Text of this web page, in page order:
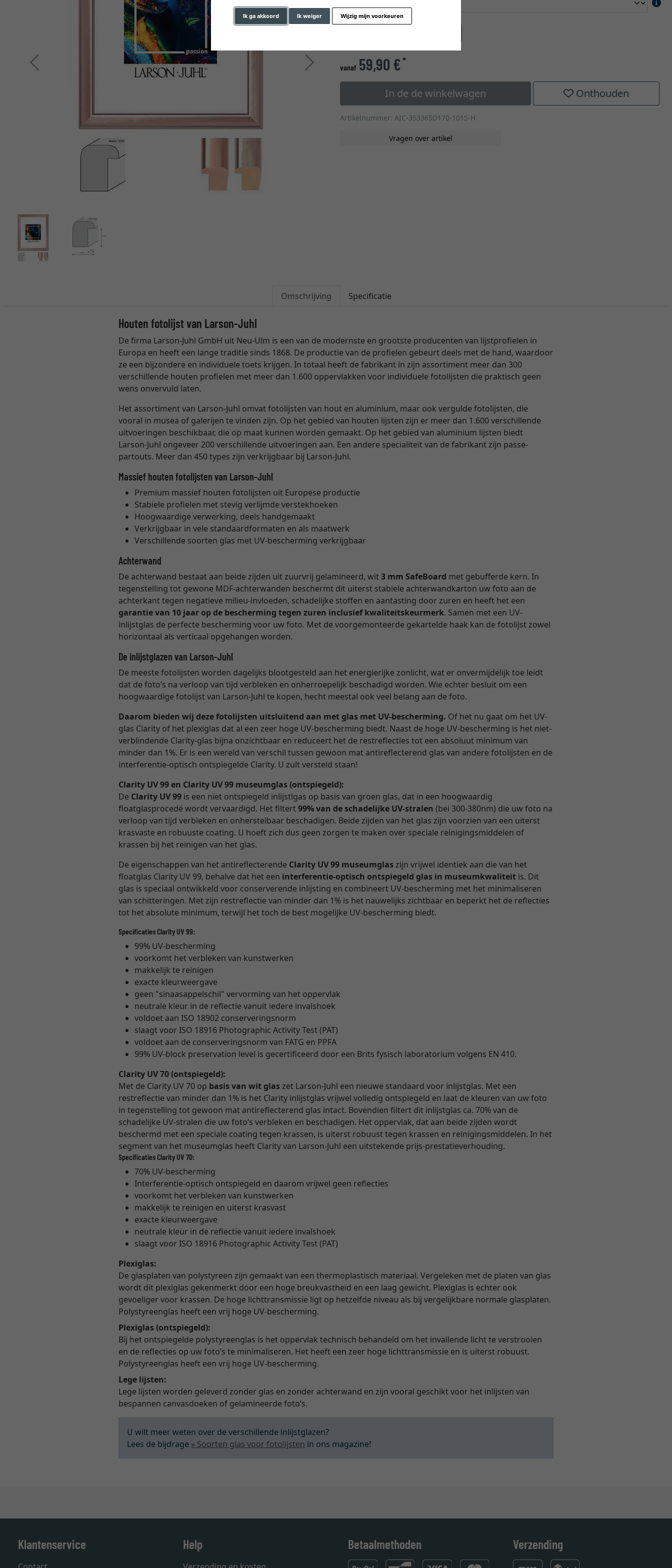
Ik ga akkoord Ik weiger Wijzig mijn voorkeuren
Terug Verder
vanaf 59,90 €*
In de de winkelwagen Onthouden
Artikelnummer: AIC-353365D170-1015-H
Vragen over artikel
Omschrijving Specificatie
Houten fotolijst van Larson-Juhl
De firma Larson-Juhl GmbH uit Neu-Ulm is een van de modernste en grootste producenten van lijstprofielen in
Europa en heeft een lange traditie sinds 1868. De productie van de profielen gebeurt deels met de hand, waardoor
ze een bijzondere en individuele toets krijgen. In totaal heeft de fabrikant in zijn assortiment meer dan 300
verschillende houten profielen met meer dan 1.600 oppervlakken voor individuele fotolijsten die praktisch geen
wens onvervuld laten.
Het assortiment van Larson-Juhl omvat fotolijsten van hout en aluminium, maar ook vergulde fotolijsten, die
vooral in musea of galerijen te vinden zijn. Op het gebied van houten lijsten zijn er meer dan 1.600 verschillende
uitvoeringen beschikbaar, die op maat kunnen worden gemaakt. Op het gebied van aluminium lijsten biedt
Larson-Juhl ongeveer 200 verschillende uitvoeringen aan. Een andere specialiteit van de fabrikant zijn passe-
partouts. Meer dan 450 types zijn verkrijgbaar bij Larson-Juhl.
Massief houten fotolijsten van Larson-Juhl
Premium massief houten fotolijsten uit Europese productie
Stabiele profielen met stevig verlijmde verstekhoeken
Hoogwaardige verwerking, deels handgemaakt
Verkrijgbaar in vele standaardformaten en als maatwerk
Verschillende soorten glas met UV-bescherming verkrijgbaar
Achterwand
De achterwand bestaat aan beide zijden uit zuurvrij gelamineerd, wit3 mm SafeBoard met gebufferde kern. In
tegenstelling tot gewone MDF-achterwanden beschermt dit uiterst stabiele achterwandkarton uw foto aan de
achterkant tegen negatieve milieu-invloeden, schadelijke stoffen en aantasting door zuren en heeft het een
garantie van 10 jaar op de bescherming tegen zuren inclusief kwaliteitskeurmerk. Samen met een UV-
inlijstglas de perfecte bescherming voor uw foto. Met de voorgemonteerde gekartelde haak kan de fotolijst zowel
horizontaal als verticaal opgehangen worden.
De inlijstglazen van Larson-Juhl
De meeste fotolijsten worden dagelijks blootgesteld aan het energierijke zonlicht, wat er onvermijdelijk toe leidt
dat de foto’s na verloop van tijd verbleken en onherroepelijk beschadigd worden. Wie echter besluit om een
hoogwaardige fotolijst van Larson-Juhl te kopen, hecht meestal ook veel belang aan de foto.
Daarom bieden wij deze fotolijsten uitsluitend aan met glas met UV-bescherming. Of het nu gaat om het UV-
glas Clarity of het plexiglas dat al een zeer hoge UV-bescherming biedt. Naast de hoge UV-bescherming is het niet-
verblindende Clarity-glas bijna onzichtbaar en reduceert het de restreflecties tot een absoluut minimum van
minder dan 1%. Er is een wereld van verschil tussen gewoon mat antireflecterend glas van andere fotolijsten en de
interferentie-optisch ontspiegelde Clarity. U zult versteld staan!
Clarity UV 99 en Clarity UV 99 museumglas (ontspiegeld):
De Clarity UV 99 is een niet ontspiegeld inlijstlgas op basis van groen glas, dat in een hoogwaardig
floatglasprocedé wordt vervaardigd. Het filtert99% van de schadelijke UV-stralen (bei 300-380nm) die uw foto na
verloop van tijd verbleken en onherstelbaar beschadigen. Beide zijden van het glas zijn voorzien van een uiterst
krasvaste en robuuste coating. U hoeft zich dus geen zorgen te maken over speciale reinigingsmiddelen of
krassen bij het reinigen van het glas.
De eigenschappen van het antireflecterende Clarity UV 99 museumglaszijn vrijwel identiek aan die van het
floatglas Clarity UV 99, behalve dat het een interferentie-optisch ontspiegeld glas in museumkwaliteit is. Dit
glas is speciaal ontwikkeld voor conserverende inlijsting en combineert UV-bescherming met het minimaliseren
van schitteringen. Met zijn restreflectie van minder dan 1% is het nauwelijks zichtbaar en beperkt het de reflecties
tot het absolute minimum, terwijl het toch de best mogelijke UV-bescherming biedt.
Specificaties Clarity UV 99:
99% UV-bescherming
voorkomt het verbleken van kunstwerken
makkelijk te reinigen
exacte kleurweergave
geen "sinaasappelschil" vervorming van het oppervlak
neutrale kleur in de reflectie vanuit iedere invalshoek
voldoet aan ISO 18902 conserveringsnorm
slaagt voor ISO 18916 Photographic Activity Test (PAT)
voldoet aan de conserveringsnorm van FATG en PPFA
99% UV-block preservation level is gecertificeerd door een Brits fysisch laboratorium volgens EN 410.
Clarity UV 70 (ontspiegeld):
Met de Clarity UV 70 op basis van wit glaszet Larson-Juhl een nieuwe standaard voor inlijstglas. Met een
restreflectie van minder dan 1% is het Clarity inlijstglas vrijwel volledig ontspiegeld en laat de kleuren van uw foto
in tegenstelling tot gewoon mat antireflecterend glas intact. Bovendien filtert dit inlijstglas ca. 70% van de
schadelijke UV-stralen die uw foto’s verbleken en beschadigen. Het oppervlak, dat aan beide zijden wordt
beschermd met een speciale coating tegen krassen, is uiterst robuust tegen krassen en reinigingsmiddelen. In het
segment van het museumglas heeft Clarity van Larson-Juhl een uitstekende prijs-prestatieverhouding.
Specificaties Clarity UV 70:
70% UV-bescherming
Interferentie-optisch ontspiegeld en daarom vrijwel geen reflecties
voorkomt het verbleken van kunstwerken
makkelijk te reinigen en uiterst krasvast
exacte kleurweergave
neutrale kleur in de reflectie vanuit iedere invalshoek
slaagt voor ISO 18916 Photographic Activity Test (PAT)
Plexiglas:
De glasplaten van polystyreen zijn gemaakt van een thermoplastisch materiaal. Vergeleken met de platen van glas
wordt dit plexiglas gekenmerkt door een hoge breukvastheid en een laag gewicht. Plexiglas is echter ook
gevoeliger voor krassen. De hoge lichttransmissie ligt op hetzelfde niveau als bij vergelijkbare normale glasplaten.
Polystyreenglas heeft een vrij hoge UV-bescherming.
Plexiglas (ontspiegeld):
Bij het ontspiegelde polystyreenglas is het oppervlak technisch behandeld om het invallende licht te verstrooien
en de reflecties op uw foto’s te minimaliseren. Het heeft een zeer hoge lichttransmissie en is uiterst robuust.
Polystyreenglas heeft een vrij hoge UV-bescherming.
Lege lijsten:
Lege lijsten worden geleverd zonder glas en zonder achterwand en zijn vooral geschikt voor het inlijsten van
bespannen canvasdoeken of gelamineerde foto’s.
U wilt meer weten over de verschillende inlijstglazen?
Lees de bijdrage » Soorten glas voor fotolijsten in ons magazine!
Klantenservice Help Betaalmethoden Verzending